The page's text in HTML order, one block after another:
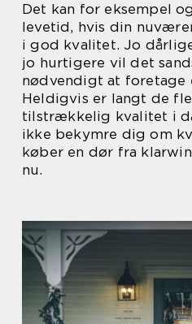
Det kan for eksempel
levetid, hvis din
i god kvalitet. Jo
jo hurtigere vil det
nødvendigt at foretage
Heldigvis er langt de
tilstrækkelig kvalitet i
ikke bekymre dig om
køber en dør fra
nu.